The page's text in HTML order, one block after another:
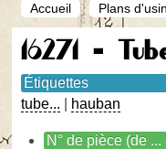
Accueil Plans
16271 -
Étiquettes
tube...
hauban
N° de pièce (de ...